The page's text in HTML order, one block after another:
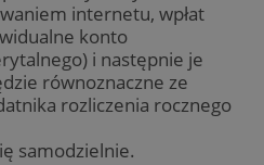
internetu, wpłat
konto
i następnie je
równoznaczne ze
rozliczenia rocznego
samodzielnie.